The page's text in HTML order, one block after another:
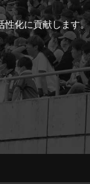
性化に貢献します。